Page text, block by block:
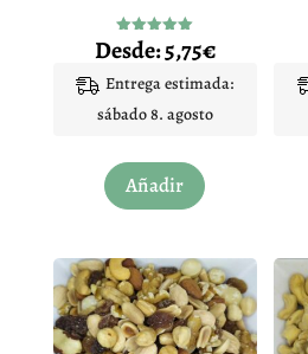
Valorado
con
de 5
Desde:5,75€
Entrega estimada:
sábado 8. agosto
Añadir
producto
variantes.
Las
opciones